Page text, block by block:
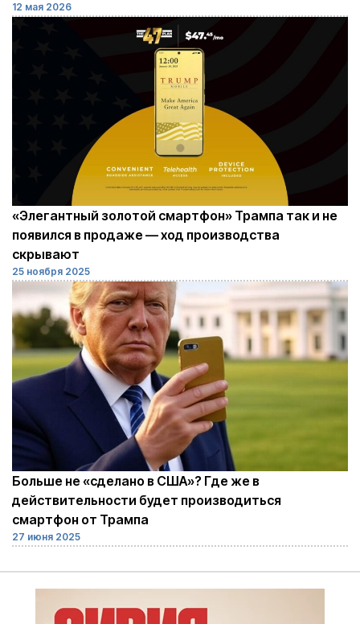
12 мая 2026
25 ноября 2025
«Элегантный золотой смартфон» Трампа так и не
появился в продаже — ход производства
скрывают
27 июня 2025
Больше не «сделано в США»? Где же в
действительности будет производиться
смартфон от Трампа